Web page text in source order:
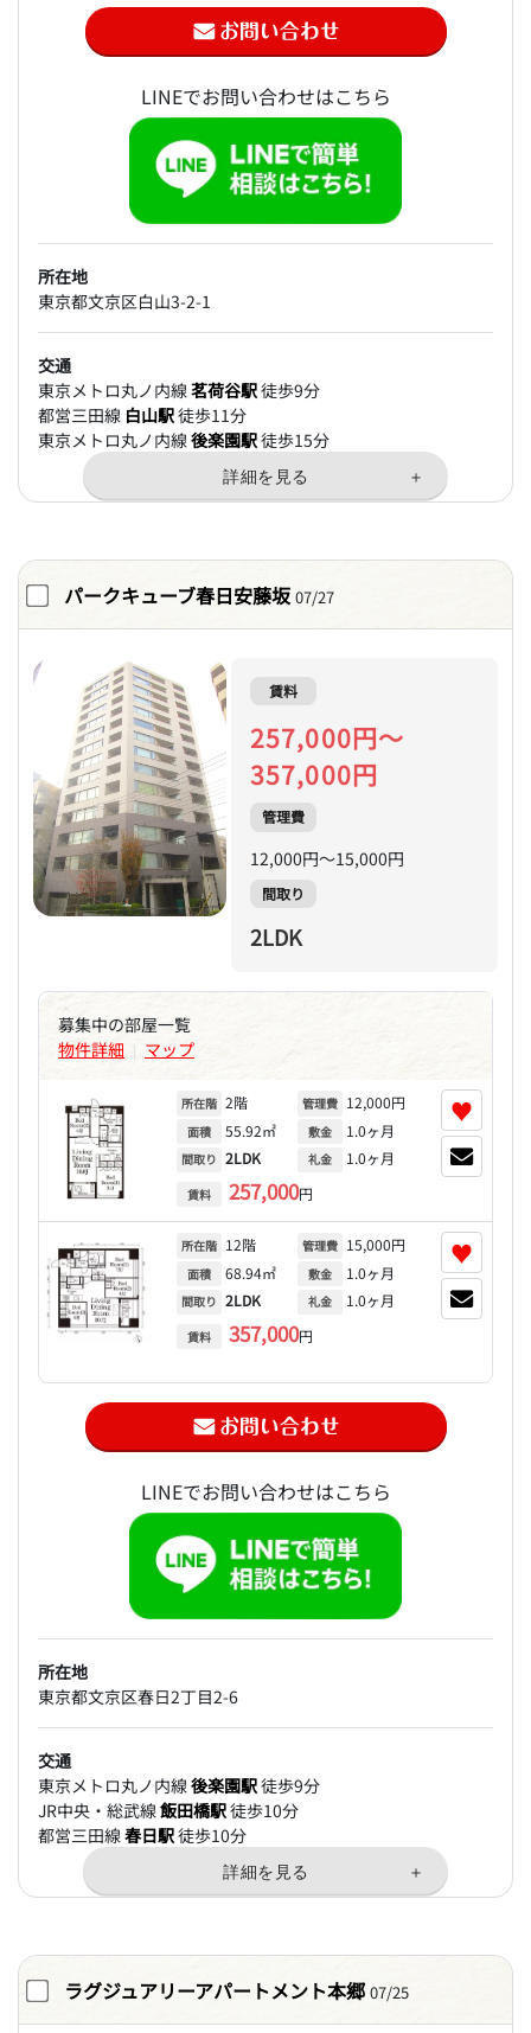
LINEでお問い合わせはこちら
所在地
東京都文京区白山3-2-1
交通
東京メトロ丸ノ内線茗荷谷駅徒歩9分
都営三田線 白山駅徒歩11分
東京メトロ丸ノ内線後楽園駅徒歩15分
パークキューブ春日安藤坂 07/27
賃料
257,000円～
357,000円
管理費
12,000円～15,000円
間取り
2LDK
募集中の部屋一覧
物件詳細 | マップ
所在階 2階
面積 55.92㎡
間取り 2LDK
賃料 257,000円
管理費 12,000円
敷金 1.0ヶ月
礼金 1.0ヶ月
♥
所在階 12階
面積 68.94㎡
間取り 2LDK
賃料 357,000円
管理費 15,000円
敷金 1.0ヶ月
礼金 1.0ヶ月
♥
LINEでお問い合わせはこちら
所在地
東京都文京区春日2丁目2-6
交通
東京メトロ丸ノ内線後楽園駅徒歩9分
JR中央・総武線飯田橋駅徒歩10分
都営三田線春日駅徒歩10分
ラグジュアリーアパートメント本郷 07/25